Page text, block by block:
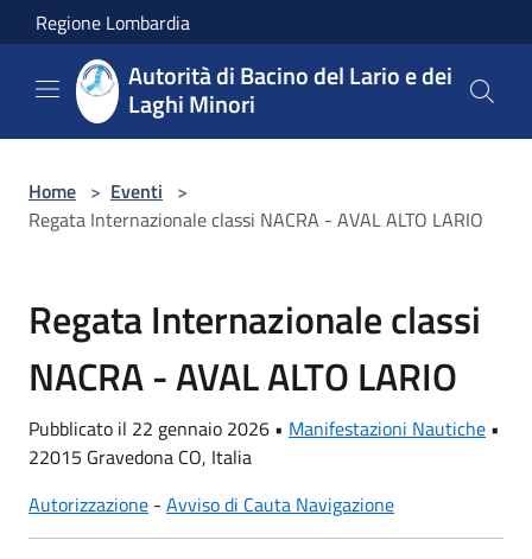
Salta al contenuto principale
Regione Lombardia
Autorità di Bacino del Lario e dei
Laghi Minori
Home > Eventi >
Regata Internazionale classi NACRA - AVAL ALTO LARIO
Regata Internazionale classi
NACRA - AVAL ALTO LARIO
Pubblicato il 22 gennaio 2026 • Manifestazioni Nautiche •
22015 Gravedona CO, Italia
Autorizzazione - Avviso di Cauta Navigazione